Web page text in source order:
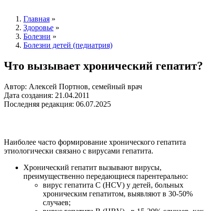
Главная »
Здоровье »
Болезни »
Болезни детей (педиатрия)
Что вызывает хронический гепатит?
Автор: Алексей Портнов, семейный врач
Дата создания: 21.04.2011
Последняя редакция: 06.07.2025
Наиболее часто формирование хронического гепатита
этиологически связано с вирусами гепатита.
Хронический гепатит вызывают вирусы,
преимущественно передающиеся парентерально:
вирус гепатита С (HCV) у детей, больных
хроническим гепатитом, выявляют в 30-50%
случаев;